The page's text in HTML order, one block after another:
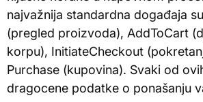
najvažnija standardna događaja
(pregled proizvoda), AddToCart
korpu), InitiateCheckout
Purchase (kupovina). Svaki od
dragocene podatke o ponašanju